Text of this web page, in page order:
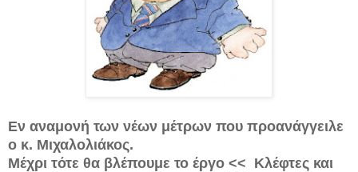
Εν αναμονή των νέων μέτρων που προανάγγειλε
ο κ. Μιχαλολιάκος.
Μέχρι τότε θα βλέπουμε το έργο << Κλέφτες και